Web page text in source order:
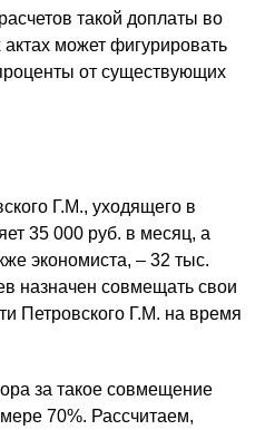
такой доплаты во
может фигурировать
от существующих
Г.М., уходящего в
35 000 руб. в месяц, а
экономиста, – 32 тыс.
назначен совмещать свои
Петровского Г.М. на время
за такое совмещение
70%. Рассчитаем,